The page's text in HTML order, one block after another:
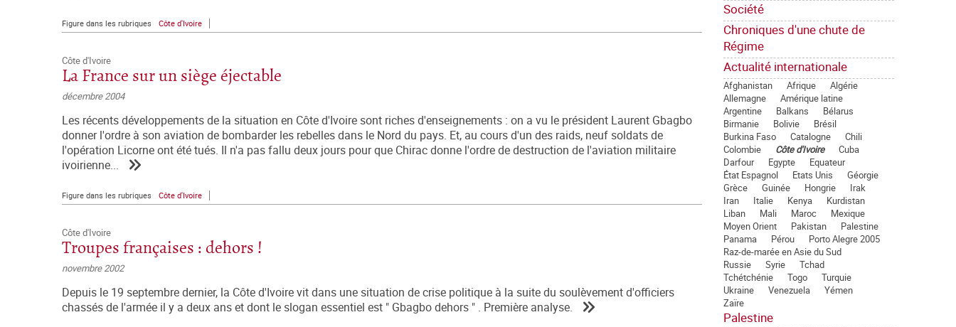
Société
Chroniques d'une chute de
Régime
Actualité internationale
Afghanistan Afrique
Algérie
Allemagne
Amérique latine
Argentine
Balkans
Bélarus
Birmanie
Bolivie
Brésil
Burkina Faso
Catalogne
Chili
Colombie
Côte d'Ivoire
Cuba
Darfour
Egypte
Equateur
État Espagnol
Etats Unis
Géorgie
Grèce
Guinée Hongrie
Irak
Iran
Italie Kenya
Kurdistan
Liban
Mali Maroc
Mexique
Moyen Orient
Pakistan
Palestine
Panama
Pérou
Porto Alegre 2005
Raz-de-marée en Asie du Sud
Russie
Syrie
Tchad
Tchétchénie
Togo
Turquie
Ukraine
Venezuela
Yémen
Zaïre
Palestine
Figure dans les rubriques Côte d'Ivoire
Côte d'Ivoire
La France sur un siège éjectable
décembre 2004
Les récents développements de la situation en Côte d'Ivoire sont riches d'enseignements : on a vu le président Laurent Gbagbo
donner l'ordre à son aviation de bombarder les rebelles dans le Nord du pays. Et, au cours d'un des raids, neuf soldats de
l'opération Licorne ont été tués. Il n'a pas fallu deux jours pour que Chirac donne l'ordre de destruction de l'aviation militaire
ivoirienne...
Figure dans les rubriques Côte d'Ivoire
Côte d'Ivoire
Troupes françaises : dehors !
novembre 2002
Depuis le 19 septembre dernier, la Côte d'Ivoire vit dans une situation de crise politique à la suite du soulèvement d'officiers
chassés de l'armée il y a deux ans et dont le slogan essentiel est " Gbagbo dehors " . Première analyse.